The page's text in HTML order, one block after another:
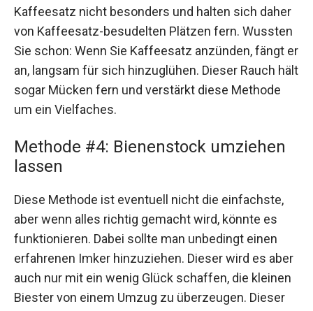
Kaffeesatz nicht besonders und halten sich daher
von Kaffeesatz-besudelten Plätzen fern. Wussten
Sie schon: Wenn Sie Kaffeesatz anzünden, fängt er
an, langsam für sich hinzuglühen. Dieser Rauch hält
sogar Mücken fern und verstärkt diese Methode
um ein Vielfaches.
Methode #4: Bienenstock umziehen
lassen
Diese Methode ist eventuell nicht die einfachste,
aber wenn alles richtig gemacht wird, könnte es
funktionieren. Dabei sollte man unbedingt einen
erfahrenen Imker hinzuziehen. Dieser wird es aber
auch nur mit ein wenig Glück schaffen, die kleinen
Biester von einem Umzug zu überzeugen. Dieser